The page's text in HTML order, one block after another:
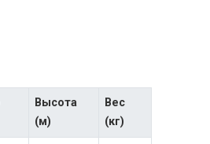
Высота
(м)
Вес
(кг)